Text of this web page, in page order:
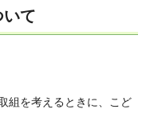
いて
組を考えるときに、こど